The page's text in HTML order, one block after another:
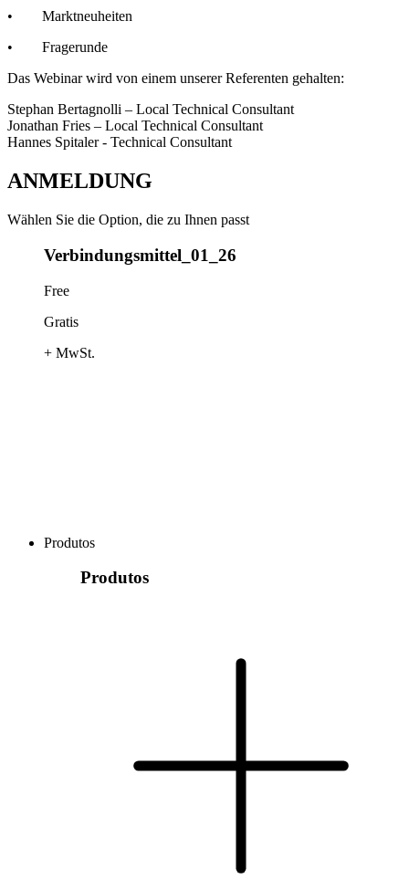
• Marktneuheiten
• Fragerunde
Das Webinar wird von einem unserer Referenten gehalten:
Stephan Bertagnolli – Local Technical Consultant
Jonathan Fries – Local Technical Consultant
Hannes Spitaler - Technical Consultant
ANMELDUNG
Wählen Sie die Option, die zu Ihnen passt
Verbindungsmittel_01_26
Free
Gratis
+ MwSt.
Produtos
Produtos